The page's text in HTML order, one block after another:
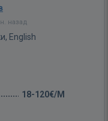
назад
English
18-120€/M